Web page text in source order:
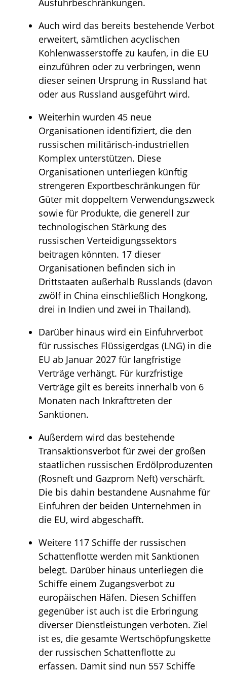
Ausfuhrbeschränkungen.
Auch wird das bereits bestehende Verbot
erweitert, sämtlichen acyclischen
Kohlenwasserstoffe zu kaufen, in die EU
einzuführen oder zu verbringen, wenn
dieser seinen Ursprung in Russland hat
oder aus Russland ausgeführt wird.
Weiterhin wurden 45 neue
Organisationen identifiziert, die den
russischen militärisch-industriellen
Komplex unterstützen. Diese
Organisationen unterliegen künftig
strengeren Exportbeschränkungen für
Güter mit doppeltem Verwendungszweck
sowie für Produkte, die generell zur
technologischen Stärkung des
russischen Verteidigungssektors
beitragen könnten. 17 dieser
Organisationen befinden sich in
Drittstaaten außerhalb Russlands (davon
zwölf in China einschließlich Hongkong,
drei in Indien und zwei in Thailand).
Darüber hinaus wird ein Einfuhrverbot
für russisches Flüssigerdgas (LNG) in die
EU ab Januar 2027 für langfristige
Verträge verhängt. Für kurzfristige
Verträge gilt es bereits innerhalb von 6
Monaten nach Inkrafttreten der
Sanktionen.
Außerdem wird das bestehende
Transaktionsverbot für zwei der großen
staatlichen russischen Erdölproduzenten
(Rosneft und Gazprom Neft) verschärft.
Die bis dahin bestandene Ausnahme für
Einfuhren der beiden Unternehmen in
die EU, wird abgeschafft.
Weitere 117 Schiffe der russischen
Schattenflotte werden mit Sanktionen
belegt. Darüber hinaus unterliegen die
Schiffe einem Zugangsverbot zu
europäischen Häfen. Diesen Schiffen
gegenüber ist auch ist die Erbringung
diverser Dienstleistungen verboten. Ziel
ist es, die gesamte Wertschöpfungskette
der russischen Schattenflotte zu
erfassen. Damit sind nun 557 Schiffe